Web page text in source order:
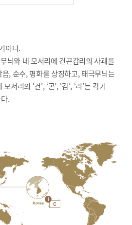
이다.
늬와 네 모서리에 건곤감리의 사괘를
, 순수, 평화를 상징하고, 태극무늬는
서리의 ‘건’, ‘곤’, ‘감’, ‘리’는 각기
.